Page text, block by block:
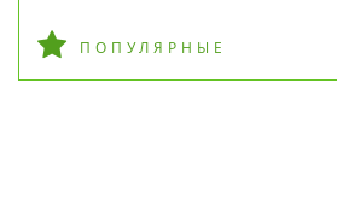
ПОПУЛЯРНЫЕ